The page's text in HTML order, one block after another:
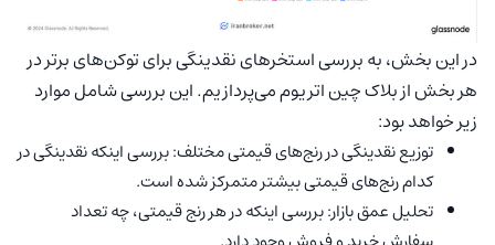
در این بخش، به بررسی استخرهای نقدینگی برای توکن‌های برتر در
هر بخش از بلاک چین اتریوم می‌پردازیم. این بررسی شامل موارد
زیر خواهد بود:
توزیع نقدینگی در رنج‌های قیمتی مختلف: بررسی اینکه نقدینگی در
کدام رنج‌های قیمتی بیشتر متمرکز شده است.
تحلیل عمق بازار: بررسی اینکه در هر رنج قیمتی، چه تعداد